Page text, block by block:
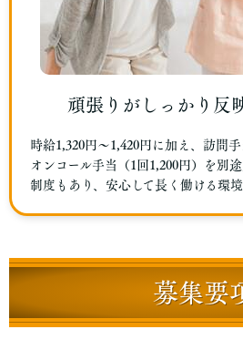
頑張りがしっかり反
時給1,320円〜1,420円に加え、訪問
オンコール手当（1回1,200円）を別
制度もあり、安心して長く働ける環境
募集要